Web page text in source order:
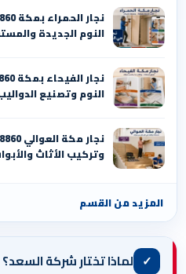
النوم الجديدة
النوم وتصنيع
وتركيب الأثاث
المزيد من القسم
✓ لماذا تختار شركة السعد؟